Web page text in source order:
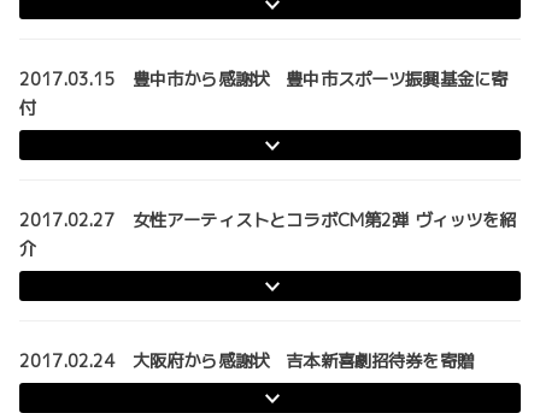
2017.03.15 豊中市から感謝状 豊中市スポーツ振興基金に寄
付
2017.02.27 女性アーティストとコラボCM第2弾 ヴィッツを紹
介
2017.02.24 大阪府から感謝状 吉本新喜劇招待券を寄贈